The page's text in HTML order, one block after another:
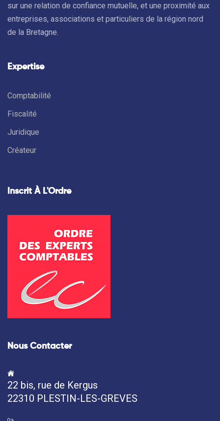
sur une relation de confiance mutuelle, et une proximité aux
entreprises, associations et particuliers de la région nord
de la Bretagne.
Expertise
Comptabilité
Fiscalité
Juridique
Créateur
Inscrit À L'Ordre
Nous Contacter
22 bis, rue de Kergus
22310 PLESTIN-LES-GREVES